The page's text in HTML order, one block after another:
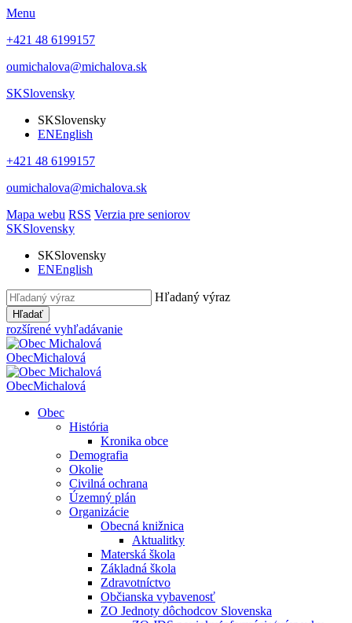
Menu
+421 48 6199157
oumichalova@michalova.sk
SKSlovensky
SKSlovensky
ENEnglish
+421 48 6199157
oumichalova@michalova.sk
Mapa webu RSS Verzia pre seniorov
SKSlovensky
SKSlovensky
ENEnglish
Hľadaný výraz
Hľadať
rozšírené vyhľadávanie
ObecMichalová
ObecMichalová
Obec
História
Kronika obce
Demografia
Okolie
Civilná ochrana
Územný plán
Organizácie
Obecná knižnica
Aktualitky
Materská škola
Základná škola
Zdravotníctvo
Občianska vybavenosť
ZO Jednoty dôchodcov Slovenska